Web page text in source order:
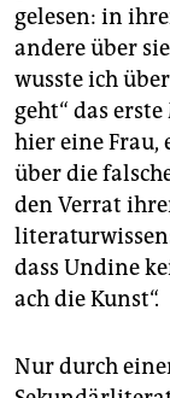
verlag
veranstaltungen
shop
fragen & hilfe
unterstützen
abo
genossenschaft
epaper login
gelesen: in
andere über
wusste ich
geht“ das
hier eine Frau,
über die
den Verrat
dass Undine
ach die Kunst“.
Nur durch